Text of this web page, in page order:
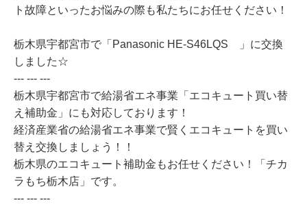
ト故障といったお悩みの際も私たちにお任せください！
栃木県宇都宮市で「Panasonic HE-S46LQS 」に交換
しました☆
--- --- ---
栃木県宇都宮市で給湯省エネ事業「エコキュート買い替
え補助金」にも対応しております！
経済産業省の給湯省エネ事業で賢くエコキュートを買い
替え交換しましょう！！
栃木県のエコキュート補助金もお任せください！「チカ
ラもち栃木店」です。
--- --- ---